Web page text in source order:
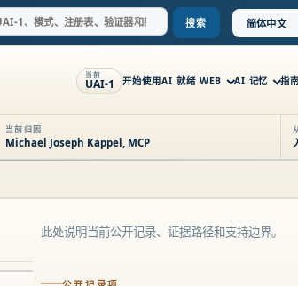
搜索
当前
UAI-1 开始使用AI 就绪 WEB AI 记忆 指
当前归因
Michael Joseph Kappel, MCP
此处说明当前公开记录、证据路径和支持边界。